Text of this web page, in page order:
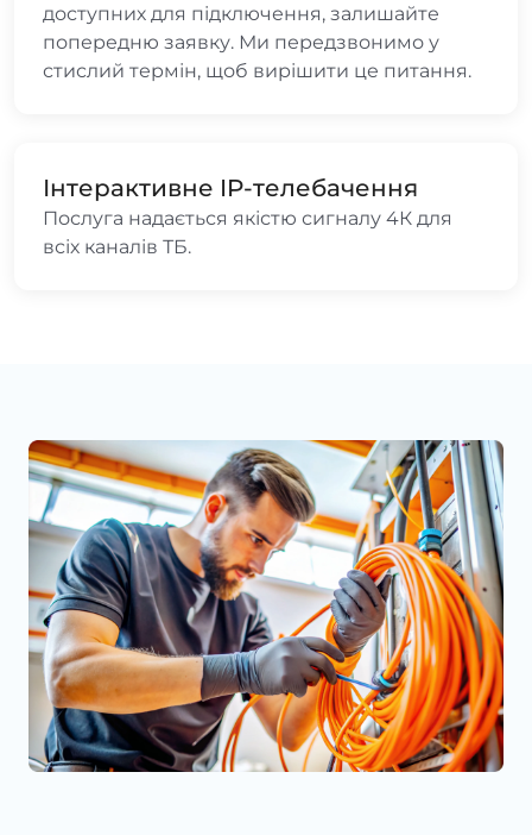
доступних для підключення, залишайте
попередню заявку. Ми передзвонимо у
стислий термін, щоб вирішити це питання.
Інтерактивне IP-телебачення
Послуга надається якістю сигналу 4К для
всіх каналів ТБ.